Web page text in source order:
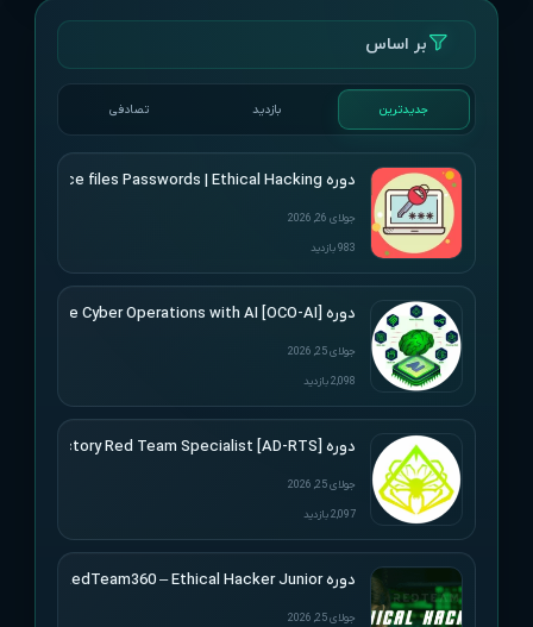
بر اساس
جدیدترین بازدید تصادفی
دوره Udemy – Cracking Microsoft Office files Passwords | Ethical Hacking
جولای 26, 2026
983 بازدید
دوره [Offensive Cyber Operations with AI [OCO-AI
جولای 25, 2026
2,098 بازدید
دوره [Active Directory Red Team Specialist [AD-RTS
جولای 25, 2026
2,097 بازدید
دوره RedTeam360 – Ethical Hacker Junior
جولای 25, 2026